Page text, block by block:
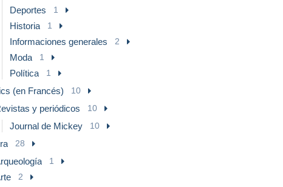
Deportes 1
Historia 1
Informaciones generales 2
Moda 1
Política 1
(en Francés) 10
y periódicos 10
Journal de Mickey 10
28
1
2